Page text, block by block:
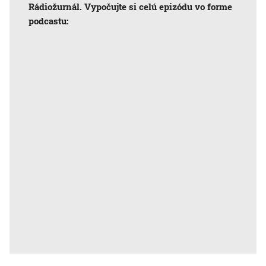
Rádiožurnál. Vypočujte si celú epizódu vo forme
podcastu: